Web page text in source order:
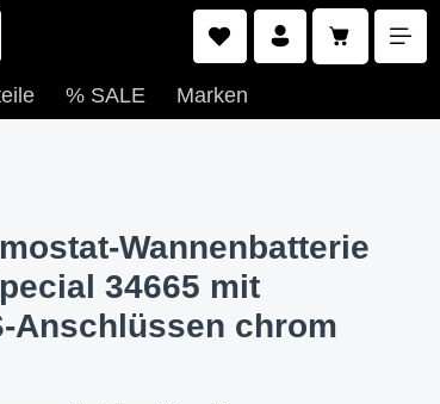
% SALE Marken
Wannenbatterie
34665 mit
Anschlüssen chrom